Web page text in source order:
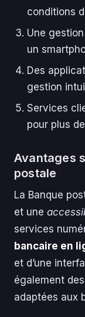
conditions
Une
un
Des
gestion
Services
pour plus
Avantages
postale
La Banque
et une
services
bancaire en
et d’une
également
adaptées aux